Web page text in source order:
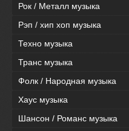
Рок / Металл музыка
Рэп / хип хоп музыка
Техно музыка
Транс музыка
Фолк / Народная музыка
Хаус музыка
Шансон / Романс музыка